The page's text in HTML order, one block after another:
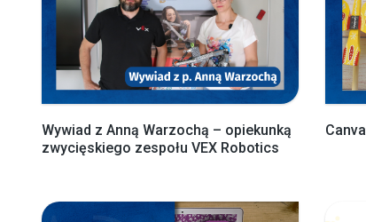
Wywiad z Anną Warzochą – opiekunką
zwycięskiego zespołu VEX Robotics